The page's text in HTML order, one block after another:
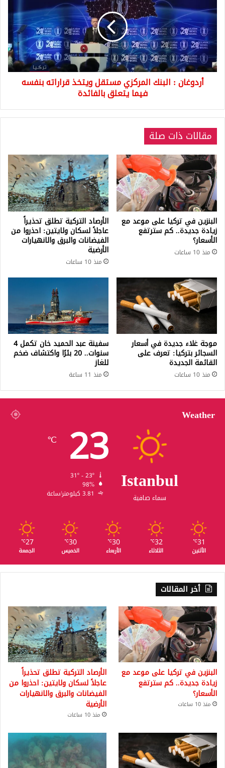
البنك
المركزي
مستقل
ويتخذ
قراراته
بنفسه
فيما
يتعلق
بالفائدة
أردوغان : البنك المركزي مستقل ويتخذ قراراته بنفسه
فيما يتعلق بالفائدة
مقالات ذات صلة
البنزين في تركيا على موعد مع
زيادة جديدة.. كم سترتفع
الأسعار؟
منذ 10 ساعات
الأرصاد التركية تطلق تحذيراً
عاجلاً لسكان ولايتين: احذروا من
الفيضانات والبرق والانهيارات
الأرضية
منذ 10 ساعات
موجة غلاء جديدة في أسعار
السجائر بتركيا: تعرف على
القائمة الجديدة
منذ 10 ساعات
سفينة عبد الحميد خان تكمل 4
سنوات.. 20 بئرًا واكتشاف ضخم
للغاز
منذ 11 ساعة
Weather
Istanbul
سماء صافية
23
℃
98%
3.81 كيلومتر/ساعة
31
℃
الأثنين
32
℃
الثلاثاء
30
℃
الأربعاء
30
℃
الخميس
27
℃
الجمعة
أخر المقالات
البنزين في تركيا على موعد مع
زيادة جديدة.. كم سترتفع
الأسعار؟
منذ 10 ساعات
الأرصاد التركية تطلق تحذيراً
عاجلاً لسكان ولايتين: احذروا من
الفيضانات والبرق والانهيارات
الأرضية
منذ 10 ساعات